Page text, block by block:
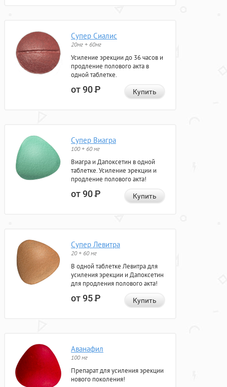
Супер Сиалис
20мг + 60мг
Усиление эрекции до 36 часов и
продление полового акта в
одной таблетке.
от 90Р Купить
Супер Виагра
100 + 60 мг
Виагра и Дапоксетин в одной
таблетке. Усиление эрекции и
продление полового акта!
от 90Р Купить
Супер Левитра
20 + 60 мг
В одной таблетке Левитра для
усиления эрекции и Дапоксетин
для продления полового акта!
от 95Р Купить
Аванафил
100 мг
Препарат для усиления эрекции
нового поколения!